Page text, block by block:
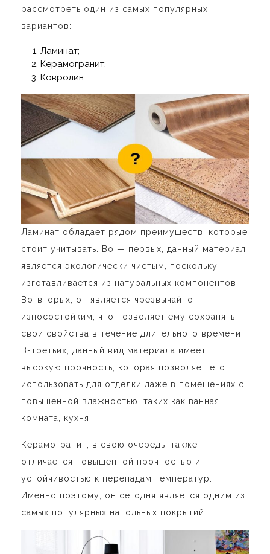
рассмотреть один из самых популярных
вариантов:
Ламинат;
Керамогранит;
Ковролин.
Ламинат обладает рядом преимуществ, которые
стоит учитывать. Во — первых, данный материал
является экологически чистым, поскольку
изготавливается из натуральных компонентов.
Во-вторых, он является чрезвычайно
износостойким, что позволяет ему сохранять
свои свойства в течение длительного времени.
В-третьих, данный вид материала имеет
высокую прочность, которая позволяет его
использовать для отделки даже в помещениях с
повышенной влажностью, таких как ванная
комната, кухня.
Керамогранит, в свою очередь, также
отличается повышенной прочностью и
устойчивостью к перепадам температур.
Именно поэтому, он сегодня является одним из
самых популярных напольных покрытий.